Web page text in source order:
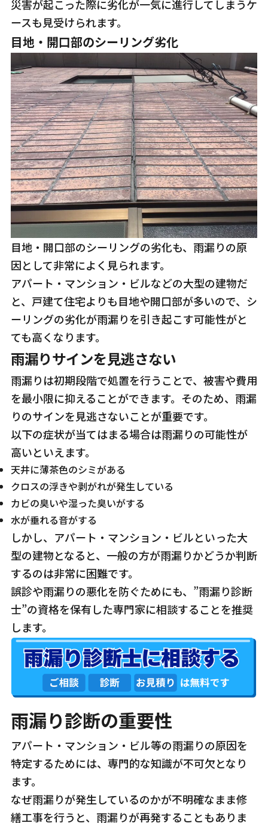
災害が起こった際に劣化が一気に進行してしまうケ
ースも見受けられます。
目地・開口部のシーリング劣化
目地・開口部のシーリングの劣化も、雨漏りの原
因として非常によく見られます。
アパート・マンション・ビルなどの大型の建物だ
と、戸建て住宅よりも目地や開口部が多いので、シ
ーリングの劣化が雨漏りを引き起こす可能性がと
ても高くなります。
雨漏りサインを見逃さない
雨漏りは初期段階で処置を行うことで、被害や費用
を最小限に抑えることができます。そのため、雨漏
りのサインを見逃さないことが重要です。
以下の症状が当てはまる場合は雨漏りの可能性が
高いといえます。
天井に薄茶色のシミがある
クロスの浮きや剥がれが発生している
カビの臭いや湿った臭いがする
水が垂れる音がする
しかし、アパート・マンション・ビルといった大
型の建物となると、一般の方が雨漏りかどうか判断
するのは非常に困難です。
誤診や雨漏りの悪化を防ぐためにも、”雨漏り診断
士”の資格を保有した専門家に相談することを推奨
します。
雨漏り診断の重要性
アパート・マンション・ビル等の雨漏りの原因を
特定するためには、専門的な知識が不可欠となり
ます。
なぜ雨漏りが発生しているのかが不明確なまま修
繕工事を行うと、雨漏りが再発することもありま